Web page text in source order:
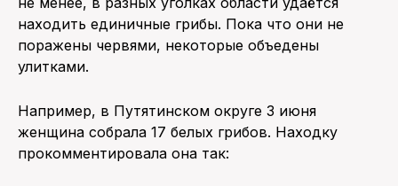
находить единичные грибы. Пока что они не
поражены червями, некоторые объедены
улитками.
Например, в Путятинском округе 3 июня
женщина собрала 17 белых грибов. Находку
прокомментировала она так: